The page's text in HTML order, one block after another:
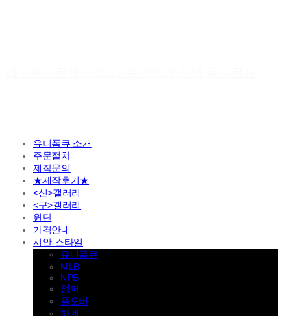
유니폼큐 소개
주문절차
제작문의
★제작후기★
<신>갤러리
<구>갤러리
원단
가격안내
시안-스타일
유니폼큐
MLB
NPB
점퍼
풀오버
하계